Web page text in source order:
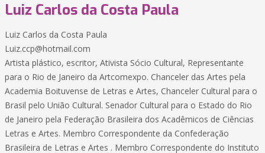
Luiz Carlos da Costa Paula
Luiz Carlos da Costa Paula
Luiz.ccp@hotmail.com
Artista plástico, escritor, Ativista Sócio Cultural, Representante
para o Rio de Janeiro da Artcomexpo. Chanceler das Artes pela
Academia Boituvense de Letras e Artes, Chanceler Cultural para o
Brasil pelo União Cultural. Senador Cultural para o Estado do Rio
de Janeiro pela Federação Brasileira dos Acadêmicos de Ciências
Letras e Artes. Membro Correspondente da Confederação
Brasileira de Letras e Artes . Membro Correspondente do Instituto